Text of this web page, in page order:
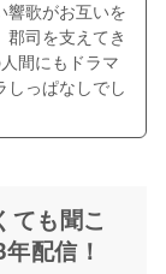
響歌がお互いを
司を支えてき
間にもドラマ
しっぱなしでし
ても聞こ
配信！